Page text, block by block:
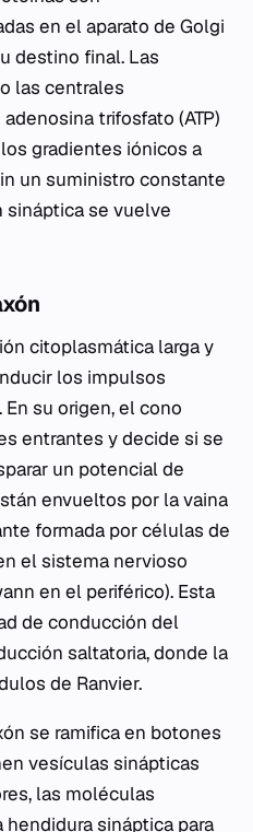
en el aparato de Golgi
destino final. Las
las centrales
trifosfato (ATP)
gradientes iónicos a
un suministro constante
sináptica se vuelve
citoplasmática larga y
los impulsos
su origen, el cono
entrantes y decide si se
un potencial de
envueltos por la vaina
formada por células de
el sistema nervioso
en el periférico). Esta
de conducción del
saltatoria, donde la
de Ranvier.
se ramifica en botones
vesículas sinápticas
las moléculas
sináptica para